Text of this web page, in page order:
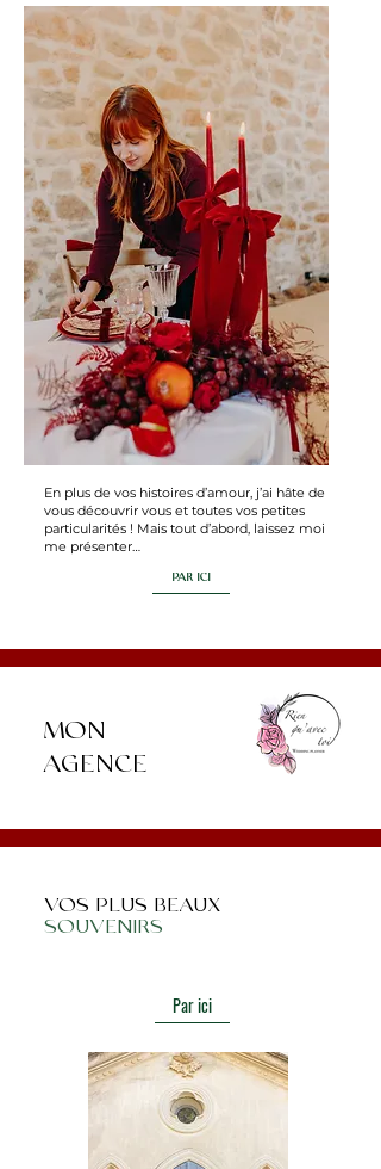
En plus de vos histoires d’amour, j’ai hâte de
vous découvrir vous et toutes vos petites
particularités ! Mais tout d’abord, laissez moi
me présenter…
PAR ICI
RIEN QU'AVEC MOI :
MON
AGENCE
VOS PLUS BEAUX
SOUVENIRS
Par ici